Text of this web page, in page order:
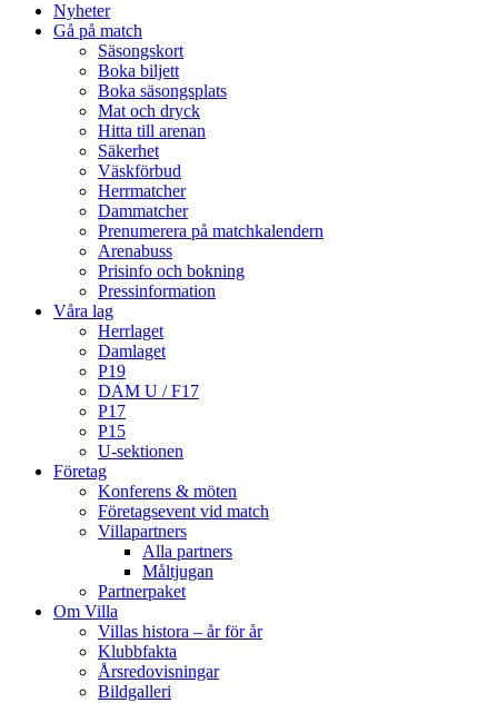
Nyheter
Gå på match
Säsongskort
Boka biljett
Boka säsongsplats
Mat och dryck
Hitta till arenan
Säkerhet
Väskförbud
Herrmatcher
Dammatcher
Prenumerera på matchkalendern
Arenabuss
Prisinfo och bokning
Pressinformation
Våra lag
Herrlaget
Damlaget
P19
DAM U / F17
P17
P15
U-sektionen
Företag
Konferens & möten
Företagsevent vid match
Villapartners
Alla partners
Måltjugan
Partnerpaket
Om Villa
Villas histora – år för år
Klubbfakta
Årsredovisningar
Bildgalleri